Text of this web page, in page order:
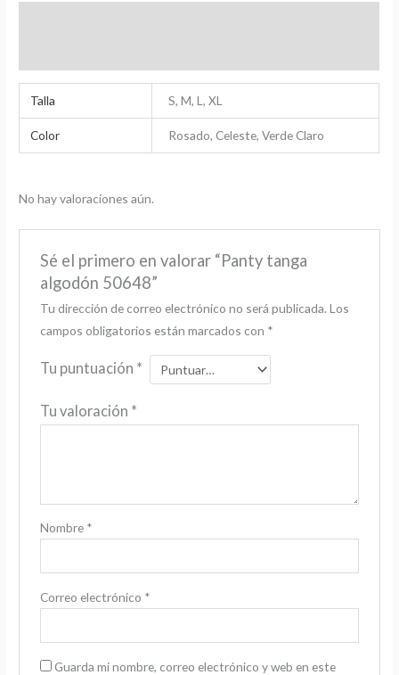
Talla S, M, L, XL
Color Rosado, Celeste, Verde Claro
No hay valoraciones aún.
Sé el primero en valorar “Panty tanga
algodón 50648”
Tu dirección de correo electrónico no será publicada. Los
campos obligatorios están marcados con *
Tu puntuación *
Tu valoración *
Nombre *
Correo electrónico *
Guarda mi nombre, correo electrónico y web en este